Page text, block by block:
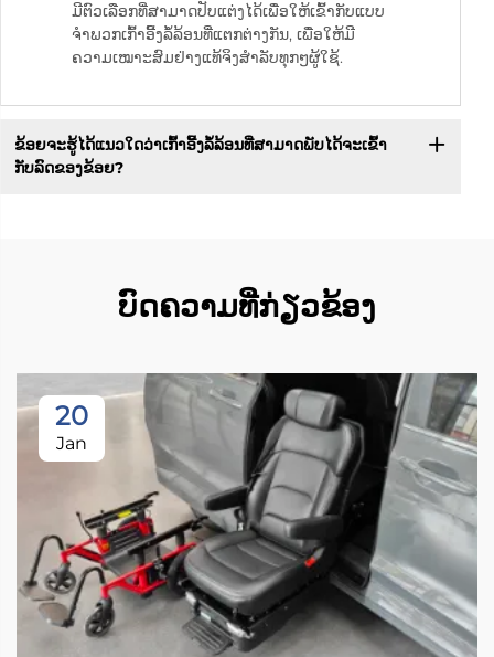
ມີຕົວເລືອກທີ່ສາມາດປັບແຕ່ງໄດ້ເພື່ອໃຫ້ເຂົ້າກັບແບບ
ຈຳພວກເກົ້າອີ້ງລໍ້ລ້ອນທີ່ແຕກຕ່າງກັນ, ເພື່ອໃຫ້ມີ
ຄວາມເໝາະສົມຢ່າງແທ້ຈິງສຳລັບທຸກໆຜູ້ໃຊ້.
ຂ້ອຍຈະຮູ້ໄດ້ແນວໃດວ່າເກົ້າອີ້ງລໍ້ລ້ອນທີ່ສາມາດພັບໄດ້ຈະເຂົ້າ
ກັບລົດຂອງຂ້ອຍ?
ບົດຄວາມທີ່ກ່ຽວຂ້ອງ
20
Jan